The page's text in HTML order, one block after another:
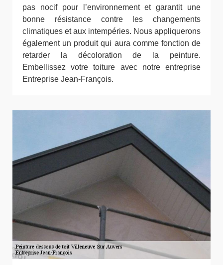
pas nocif pour l’environnement et garantit une
bonne résistance contre les changements
climatiques et aux intempéries. Nous appliquerons
également un produit qui aura comme fonction de
retarder la décoloration de la peinture.
Embellissez votre toiture avec notre entreprise
Entreprise Jean-François.